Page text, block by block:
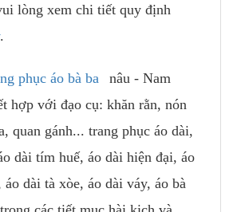
lòng xem chi tiết quy định
.
phục áo bà ba nâu - Nam
hợp với đạo cụ: khăn rằn, nón
quan gánh... trang phục áo dài,
dài tím huế, áo dài hiện đại, áo
áo dài tà xòe, áo dài váy, áo bà